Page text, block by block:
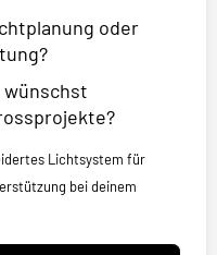
oder
wünschst
Lichtsystem für
bei deinem